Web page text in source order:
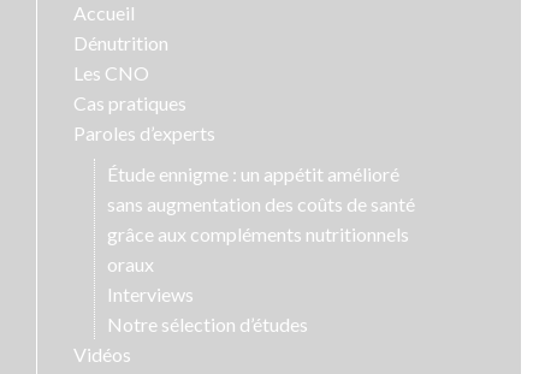
Accueil
Dénutrition
Les CNO
Cas pratiques
Paroles d’experts
Étude ennigme : un appétit amélioré
sans augmentation des coûts de santé
grâce aux compléments nutritionnels
oraux
Interviews
Notre sélection d’études
Vidéos